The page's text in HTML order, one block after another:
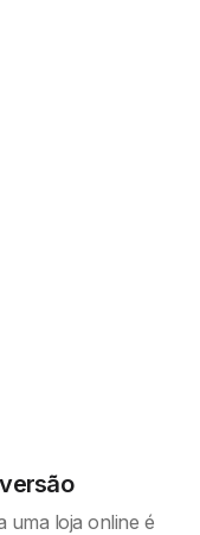
uma loja online é